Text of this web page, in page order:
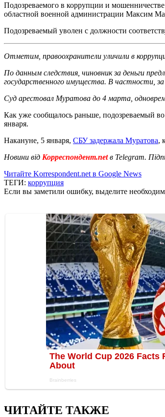
Подозреваемого в коррупции и
областной военной администрации Максим
Подозреваемый уволен с должности
Отметим, правоохранители уличили в
По данным следствия, чиновник за деньги
государственного имущества. В частности,
Суд арестовал Муратова до 4 марта,
Как уже сообщалось раньше, подозреваемый
января.
Накануне, 5 января, СБУ задержала Муратова,
Новини від Корреспондент.netв Telegram.
Читайте Korrespondent.net в Google News
ТЕГИ: коррупция
Если вы заметили ошибку, выделите
ЧИТАЙТЕ ТАКЖЕ